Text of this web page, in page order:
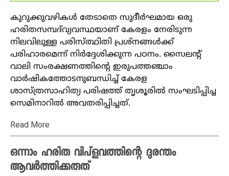
കുറുക്കുവഴികള്‍ തേടാതെ സുദീര്‍ഘമായ ഒരു
ഹരിതസമ്പദ്‌വ്യവസ്ഥയാണ് കേരളം നേരിടുന്ന
നിലവിലുള്ള പരിസ്ത്ഥിതി പ്രശ്‌നങ്ങള്‍ക്ക്
പരിഹാരമെന്ന് നിര്‍ദ്ദേശിക്കുന്ന പഠനം. സൈലന്റ്
വാലി സംരക്ഷണത്തിന്റെ ഇരുപത്തഞ്ചാം
വാര്‍ഷികത്തോടനുബന്ധിച്ച് കേരള
ശാസ്ത്രസാഹിത്യ പരിഷത്ത് തൃശൂരില്‍ സംഘടിപ്പിച്ച
സെമിനാറില്‍ അവതരിപ്പിച്ചത്.
Read More
ഒന്നാം ഹരിത വിപ്‌ളവത്തിന്റെ ദുരന്തം
ആവര്‍ത്തിക്കരുത്